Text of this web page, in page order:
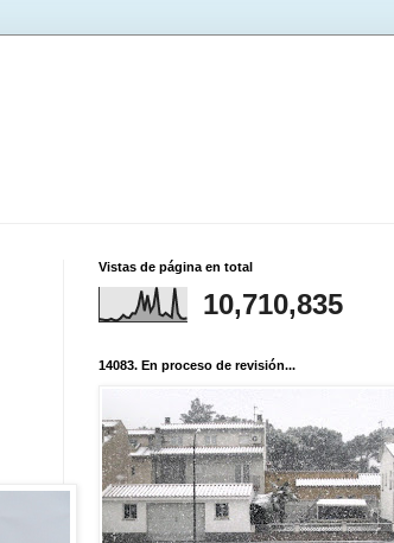
Vistas de página en total
10,710,835
14083. En proceso de revisión...